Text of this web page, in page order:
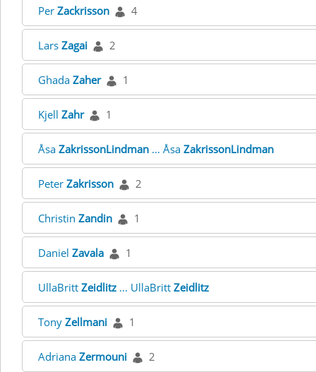
Per Zackrisson 4
Lars Zagai 2
Ghada Zaher 1
Kjell Zahr 1
Åsa ZakrissonLindman ... Åsa ZakrissonLindman
Peter Zakrisson 2
Christin Zandin 1
Daniel Zavala 1
UllaBritt Zeidlitz ... UllaBritt Zeidlitz
Tony Zellmani 1
Adriana Zermouni 2